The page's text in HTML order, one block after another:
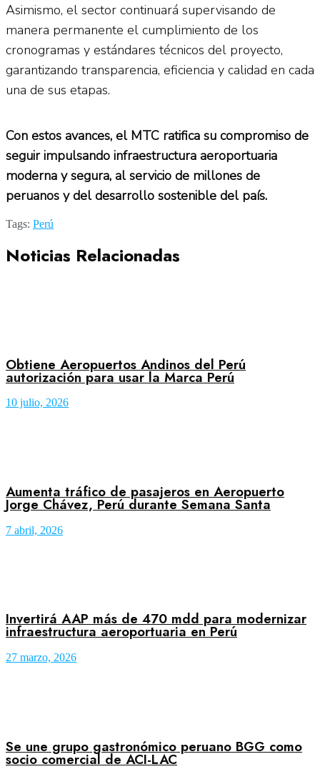
Asimismo, el sector continuará supervisando de
manera permanente el cumplimiento de los
cronogramas y estándares técnicos del proyecto,
garantizando transparencia, eficiencia y calidad en cada
una de sus etapas.
Con estos avances, el MTC ratifica su compromiso de
seguir impulsando infraestructura aeroportuaria
moderna y segura, al servicio de millones de
peruanos y del desarrollo sostenible del país.
Tags: Perú
Noticias Relacionadas
Obtiene Aeropuertos Andinos del Perú
autorización para usar la Marca Perú
10 julio, 2026
Aumenta tráfico de pasajeros en Aeropuerto
Jorge Chávez, Perú durante Semana Santa
7 abril, 2026
Invertirá AAP más de 470 mdd para modernizar
infraestructura aeroportuaria en Perú
27 marzo, 2026
Se une grupo gastronómico peruano BGG como
socio comercial de ACI-LAC